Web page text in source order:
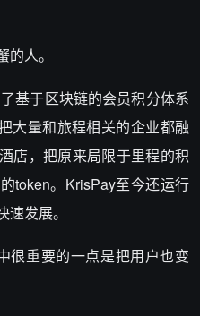
人。
基于区块链的会员积分体系
大量和旅程相关的企业都融
店，把原来局限于里程的积
token。KrisPay至今还运行
发展。
很重要的一点是把用户也变